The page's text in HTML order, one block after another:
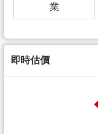
業
即時估價